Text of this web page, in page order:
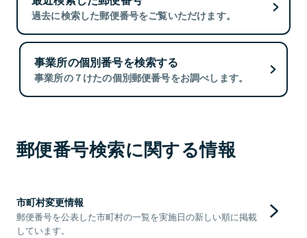
過去に検索した郵便番号をご覧いただけます。
事業所の個別番号を検索する
事業所の７けたの個別郵便番号をお調べします。
郵便番号検索に関する情報
市町村変更情報
郵便番号を公表した市町村の一覧を実施日の新しい順に掲載
しています。